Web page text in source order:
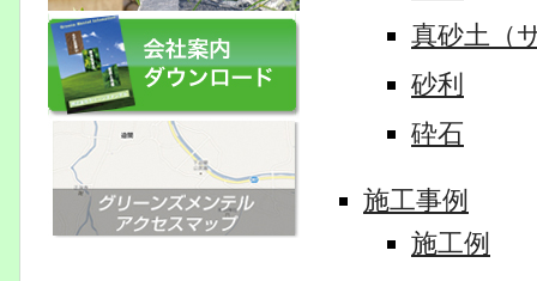
真砂土（
砂利
砕石
施工事例
施工例